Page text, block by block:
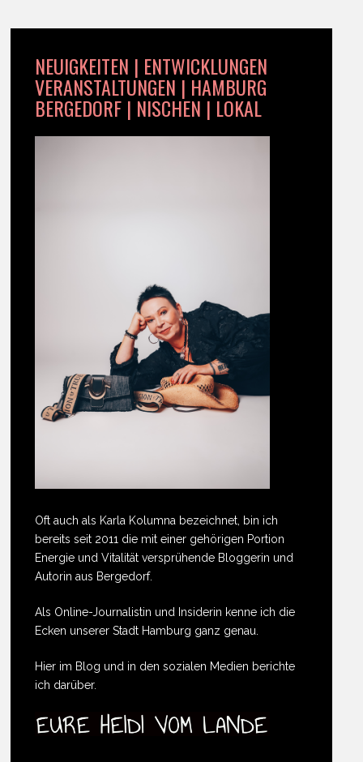
NEUIGKEITEN | ENTWICKLUNGEN
VERANSTALTUNGEN | HAMBURG
BERGEDORF | NISCHEN | LOKAL
Oft auch als Karla Kolumna bezeichnet, bin ich
bereits seit 2011 die mit einer gehörigen Portion
Energie und Vitalität versprühende Bloggerin und
Autorin aus Bergedorf.
Als Online-Journalistin und Insiderin kenne ich die
Ecken unserer Stadt Hamburg ganz genau.
Hier im Blog und in den sozialen Medien berichte
ich darüber.